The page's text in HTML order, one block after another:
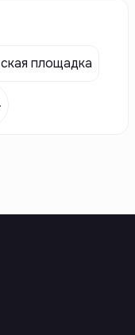
площадка